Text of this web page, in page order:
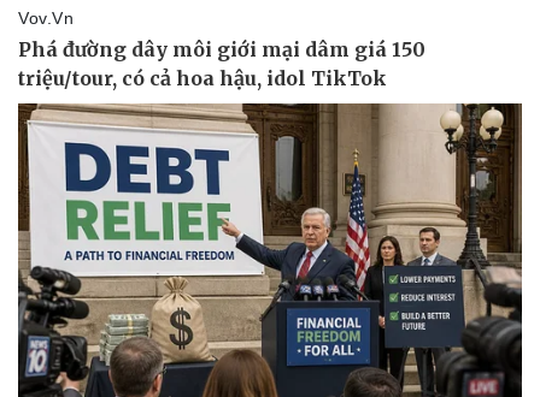
Thể thao
Ô tô - Xe máy